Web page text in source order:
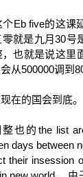
Eb five的这课
就是九月30号
也就是说这里
从500000调到
在的国会到底。
也的the list
days between
their insession